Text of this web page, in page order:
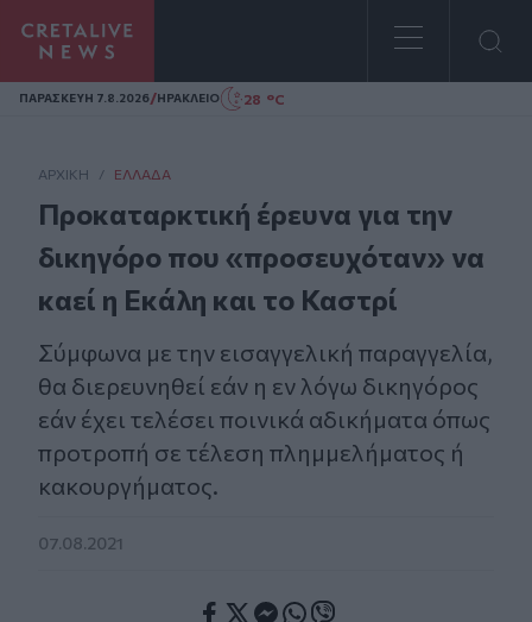
Homepage
ΠΑΡΑΣΚΕΥΗ 7.8.2026/ΗΡΑΚΛΕΙΟ 28 °C
ΑΡΧΙΚΗ / ΕΛΛΆΔΑ
Προκαταρκτική έρευνα για την
δικηγόρο που «προσευχόταν» να
καεί η Εκάλη και το Καστρί
Σύμφωνα με την εισαγγελική παραγγελία,
θα διερευνηθεί εάν η εν λόγω δικηγόρος
εάν έχει τελέσει ποινικά αδικήματα όπως
προτροπή σε τέλεση πλημμελήματος ή
κακουργήματος.
07.08.2021